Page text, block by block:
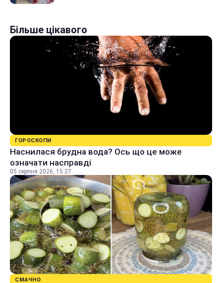
Більше цікавого
ГОРОСКОПИ
Наснилася брудна вода? Ось що це може
означати насправді
05 серпня 2026, 15:27
СМАЧНО